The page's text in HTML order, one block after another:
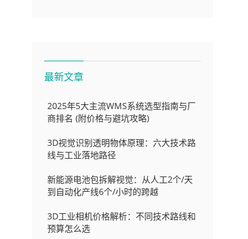
最新文章
2025年5大主流WMS系统选型指南与厂
商排名 (附价格与避坑攻略)
3D视觉识别透明物体原理：六大技术路
线与工业落地路径
新能源电池包拆解视觉：从人工2个/天
到自动化产线6个/小时的跨越
3D工业相机价格解析：不同技术路线和
预算怎么选